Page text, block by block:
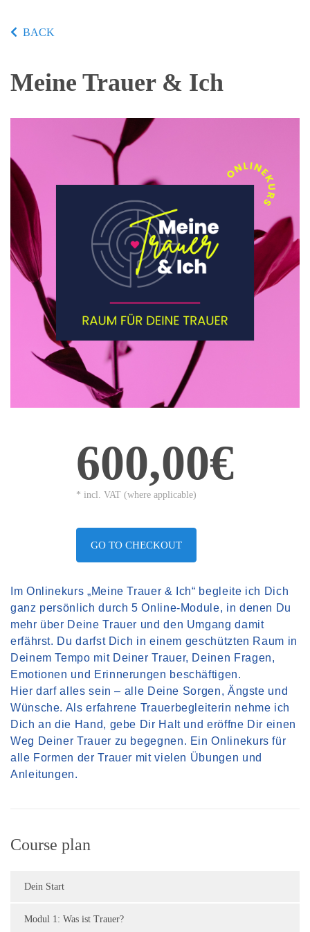
BACK
Meine Trauer & Ich
600,00€
* incl. VAT (where applicable)
GO TO CHECKOUT
Im Onlinekurs „Meine Trauer & Ich“ begleite ich Dich
ganz persönlich durch 5 Online-Module, in denen Du
mehr über Deine Trauer und den Umgang damit
erfährst. Dudarfst Dich in einem geschützten Raum in
Deinem Tempo mit Deiner Trauer, Deinen Fragen,
Emotionen und Erinnerungen beschäftigen.
Hier darf alles sein – alle Deine Sorgen, Ängste und
Wünsche. Als erfahrene Trauerbegleiterin nehme ich
Dich an die Hand, gebe Dir Halt und eröffne Dir einen
Weg Deiner Trauer zu begegnen. Ein Onlinekurs für
alle Formen der Trauer mit vielen Übungen und
Anleitungen.
Course plan
Dein Start
Modul 1: Was ist Trauer?